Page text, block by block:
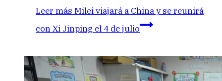
Leer más Milei viajará a China y se reunirá
con Xi Jinping el 4 de julio